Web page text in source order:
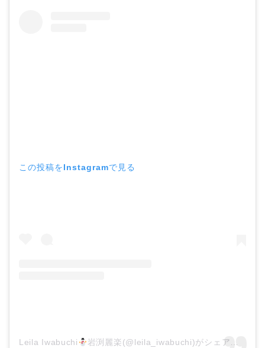
この投稿をInstagramで見る
Leila Iwabuchi 岩渕麗楽(@leila_iwabuchi)がシェアした投稿